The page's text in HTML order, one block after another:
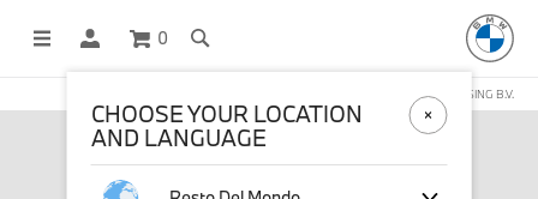
0
NEGOZIO ONLINE GESTITO DA STICHD SPORTMERCHANDISING B.V.
CHOOSE YOUR LOCATION
AND LANGUAGE